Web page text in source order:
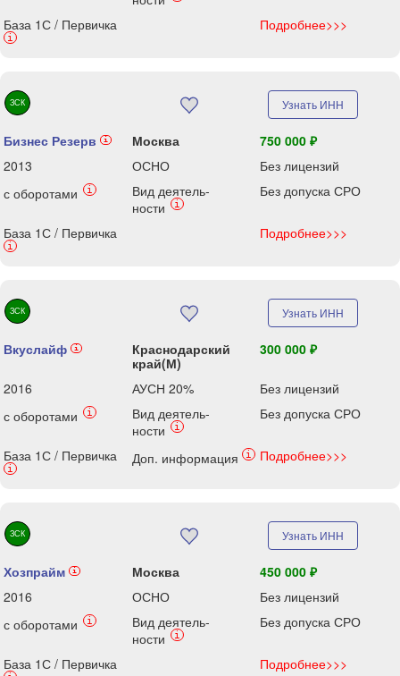
База 1С / Первичка
i
Подробнее>>>
ЗСК Узнать ИНН
Бизнес Резерв i Москва
750 000 ₽
2013
ОСНО
Без лицензий
с оборотами
i
Вид деятель-
ности
i
Без допуска СРО
База 1С / Первичка
i
Подробнее>>>
ЗСК Узнать ИНН
Вкуслайф i
Краснодарский
край(М)
300 000 ₽
2016 АУСН 20%
Без лицензий
с оборотами
i
Вид деятель-
ности
i
Без допуска СРО
База 1С / Первичка
i
Доп. информация i Подробнее>>>
ЗСК Узнать ИНН
Хозпрайм i Москва
450 000 ₽
2016
ОСНО
Без лицензий
с оборотами
i
Вид деятель-
ности
i
Без допуска СРО
База 1С / Первичка Подробнее>>>